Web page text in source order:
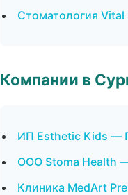
Стоматология
Компании в
ИП Esthetic Kids —
ООО Stoma Health
Клиника MedArt